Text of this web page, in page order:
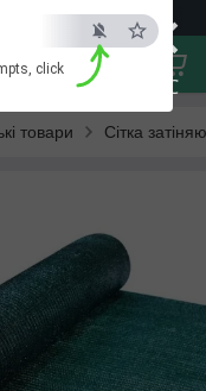
×
ESC
click
товари Сітка